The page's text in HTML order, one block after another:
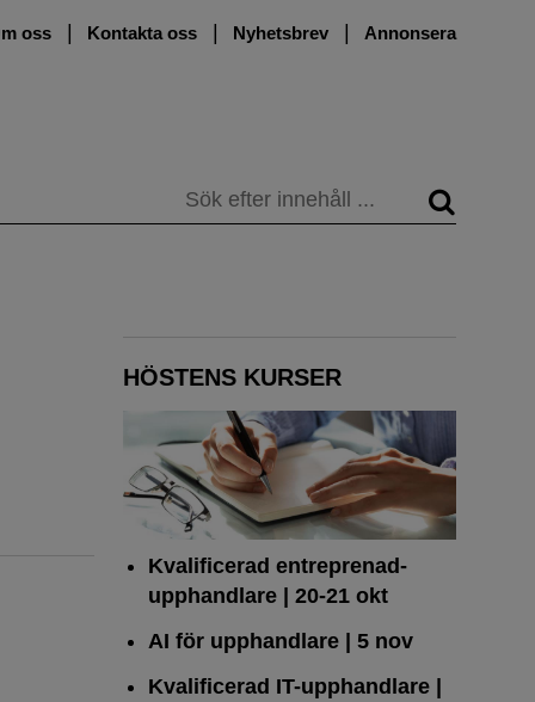
oss Kontakta oss Nyhetsbrev Annonsera
Sök
HÖSTENS KURSER
Kvalificerad entreprenad­
upphandlare
| 20-21 okt
AI för upphandlare | 5 nov
Kvalificerad IT-upphandlare |